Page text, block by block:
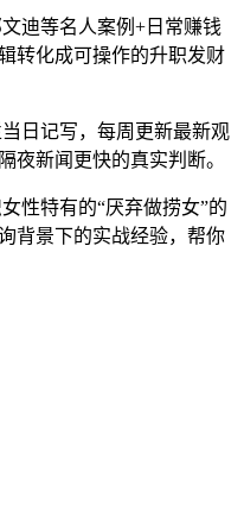
迪等名人案例+日常赚钱
转化成可操作的升职发财
日记写，每周更新最新观
夜新闻更快的真实判断。
性特有的“厌弃做捞女”的
背景下的实战经验，帮你